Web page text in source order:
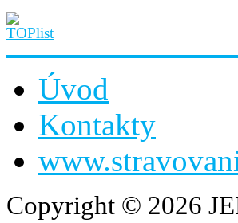
Úvod
Kontakty
Copyright © 2026